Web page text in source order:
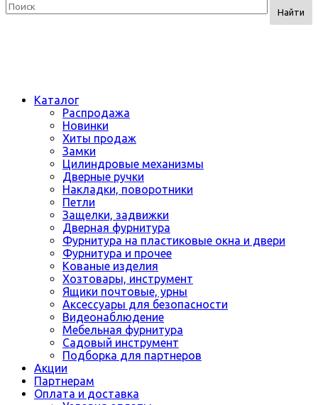
Найти
Каталог
Распродажа
Новинки
Хиты продаж
Замки
Цилиндровые механизмы
Дверные ручки
Накладки, поворотники
Петли
Защелки, задвижки
Дверная фурнитура
Фурнитура на пластиковые окна и двери
Фурнитура и прочее
Кованые изделия
Хозтовары, инструмент
Ящики почтовые, урны
Аксессуары для безопасности
Видеонаблюдение
Мебельная фурнитура
Садовый инструмент
Подборка для партнеров
Акции
Партнерам
Оплата и доставка